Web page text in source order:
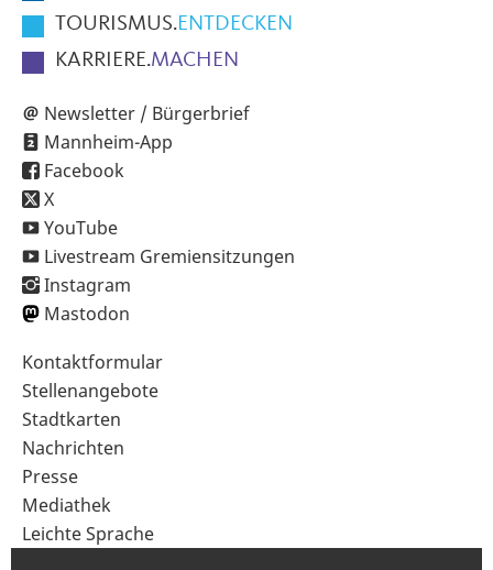
TOURISMUS.ENTDECKEN
KARRIERE.MACHEN
Newsletter / Bürgerbrief
Mannheim-App
Facebook
X
YouTube
Livestream Gremiensitzungen
Instagram
Mastodon
Sekundärnavigation
im
Fußbereich
Kontaktformular
Stellenangebote
Stadtkarten
Nachrichten
Presse
Mediathek
Leichte Sprache